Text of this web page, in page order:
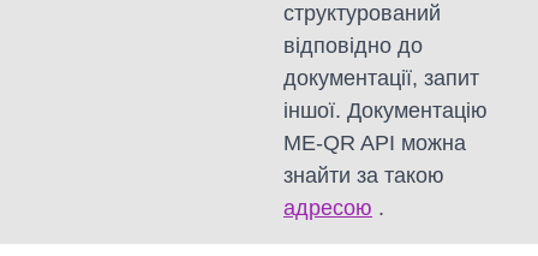
структурований
відповідно до
документації, запит
іншої. Документацію
ME-QR API можна
знайти за такою
адресою .